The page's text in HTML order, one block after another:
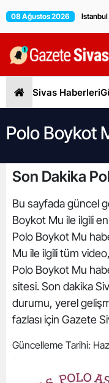
08 Ağustos 2026
Sivas Haberleri
Polo Boykot
Son Dakika
Bu sayfada güncel
Boykot Mu ile ilgili
Polo Boykot Mu
Mu ile ilgili tüm
Polo Boykot Mu
sitesi. Son dakika
durumu, yerel
fazlası için Gazete
Güncelleme Tarihi: